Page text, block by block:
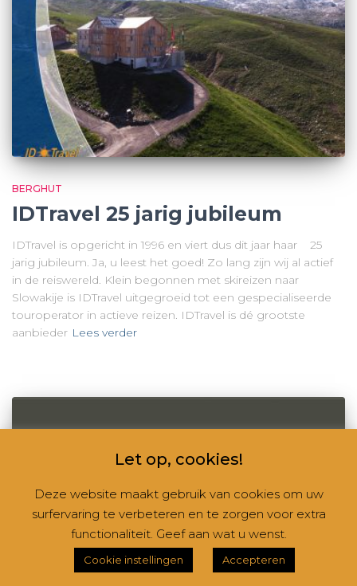
BERGHUT
IDTravel 25 jarig jubileum
IDTravel is opgericht in 1996 en viert dus dit jaar haar 25
jarig jubileum. Ja, u leest het goed! Zo lang zijn wij al actief
in de reiswereld. Klein begonnen met skireizen naar
Slowakije is IDTravel uitgegroeid tot een gespecialiseerde
touroperator in actieve reizen. IDTravel is dé grootste
aanbieder Lees verder
Let op, cookies!
Deze website maakt gebruik van cookies om uw
surfervaring te verbeteren en te zorgen voor extra
functionaliteit. Geef aan wat u wenst.
Cookie instellingen Accepteren